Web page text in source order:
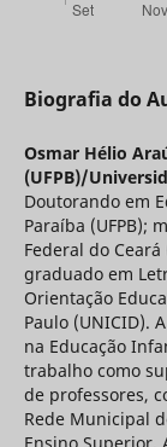
Biografia do
Osmar Hélio
(UFPB)/
Doutorando em
Paraíba (UFPB);
Federal do
graduado em
Orientação
Paulo (UNICID).
na Educação
trabalho como
de professores,
Rede Municipal